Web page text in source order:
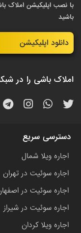
با نصب اپلیکیشن املاک
باشید
دانلود اپلیکیشن
املاک باشی را در
دسترسی سریع
اجاره ویلا شمال
اجاره سوئیت در تهران
اجاره سوئیت در
اجاره سوئیت در شیراز
اجاره ویلا کردان